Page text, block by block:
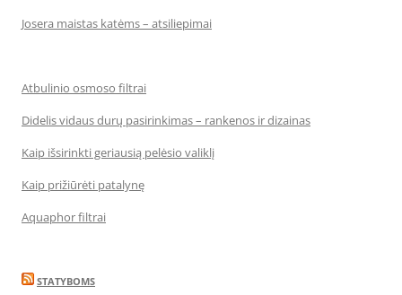
Josera maistas katėms – atsiliepimai
Atbulinio osmoso filtrai
Didelis vidaus durų pasirinkimas – rankenos ir dizainas
Kaip išsirinkti geriausią pelėsio valiklį
Kaip prižiūrėti patalynę
Aquaphor filtrai
STATYBOMS